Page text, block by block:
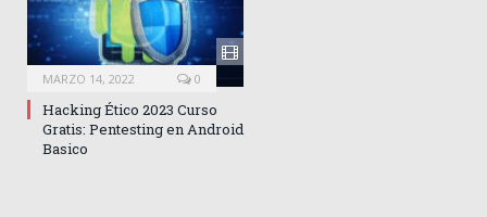
MARZO 14, 2022 0
Hacking Ético 2023 Curso
Gratis: Pentesting en Android
Basico